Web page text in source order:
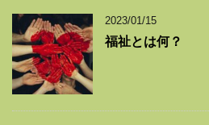
2023/01/15
福祉とは何？